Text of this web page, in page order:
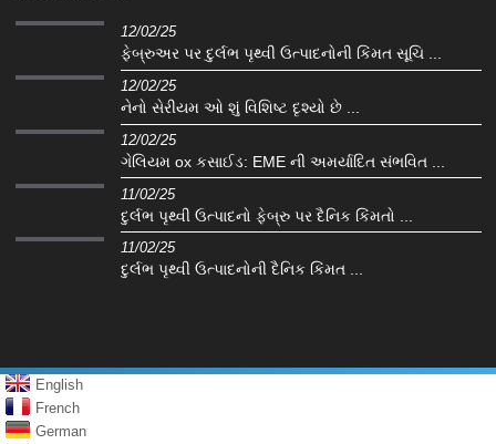
12/02/25
ફેબ્રુઅર પર દુર્લભ પૃથ્વી ઉત્પાદનોની કિંમત સૂચિ ...
12/02/25
નેનો સેરીયમ ઓ શું વિશિષ્ટ દૃશ્યો છે ...
12/02/25
ગેલિયમ ox કસાઈડ: EME ની અમર્યાદિત સંભવિત ...
11/02/25
દુર્લભ પૃથ્વી ઉત્પાદનો ફેબ્રુ પર દૈનિક કિંમતો ...
11/02/25
દુર્લભ પૃથ્વી ઉત્પાદનોની દૈનિક કિંમત ...
English
French
German